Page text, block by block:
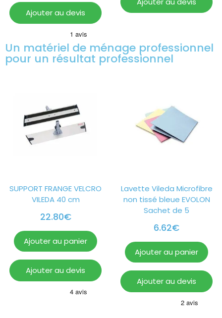
Ajouter au devis
Un matériel de ménage professionnel
pour un résultat professionnel
SUPPORT FRANGE VELCRO
VILEDA 40 cm
22.80€
Ajouter au panier
Ajouter au devis
Lavette Vileda Microfibre
non tissé bleue EVOLON
Sachet de 5
6.62€
Ajouter au panier
Ajouter au devis